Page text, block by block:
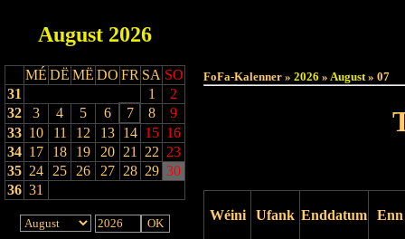
August 2026
MÉ DË MË DO FR SA SO
31
1
2
32
3 4 5 6 7 8
9
33 10 11 12 13 14 15 16
34 17 18 19 20 21 22 23
35 24 25 26 27 28 29 30
36 31
FoFa-Kalenner » 2026 » August» 07
Wéini Ufank Enddatum Enn